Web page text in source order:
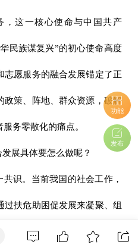
，这一核心使命与中国共产
民族谋复兴”的初心使命高度
志愿服务的融合发展锚定了正
政策、阵地、群众资源，破解
务零散化的痛点。
展具体要怎么做呢？
识。当前我国的社会工作，
扶危助困促发展来凝聚、组
发展志愿者，引导群众了解党
功能
发布